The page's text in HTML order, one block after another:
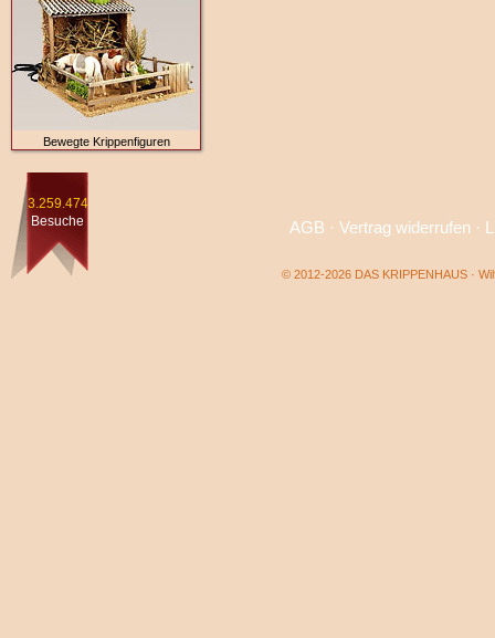
Bewegte Krippenfiguren
3.259.474
Besuche
AGB · Vertrag widerrufen·
© 2012-2026 DAS KRIPPENHAUS ·